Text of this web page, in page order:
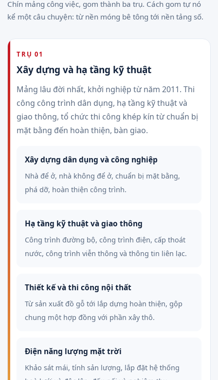
Chín mảng công việc, gom thành ba trụ. Cách gom tự nó
kể một câu chuyện: từ nền móng bê tông tới nền tảng số.
TRỤ 01
Xây dựng và hạ tầng kỹ thuật
Mảng lâu đời nhất, khởi nghiệp từ năm 2011. Thi
công công trình dân dụng, hạ tầng kỹ thuật và
giao thông, tổ chức thi công khép kín từ chuẩn bị
mặt bằng đến hoàn thiện, bàn giao.
Xây dựng dân dụng và công nghiệp
Nhà để ở, nhà không để ở, chuẩn bị mặt bằng,
phá dỡ, hoàn thiện công trình.
Hạ tầng kỹ thuật và giao thông
Công trình đường bộ, công trình điện, cấp thoát
nước, công trình viễn thông và thông tin liên lạc.
Thiết kế và thi công nội thất
Từ sản xuất đồ gỗ tới lắp dựng hoàn thiện, gộp
chung một hợp đồng với phần xây thô.
Điện năng lượng mặt trời
Khảo sát mái, tính sản lượng, lắp đặt hệ thống